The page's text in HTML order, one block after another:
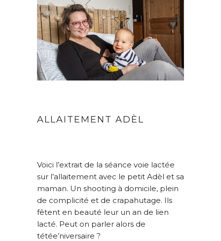
ALLAITEMENT ADÈL
Voici l’extrait de la séance voie lactée
sur l’allaitement avec le petit Adèl et sa
maman. Un shooting à domicile, plein
de complicité et de crapahutage. Ils
fêtent en beauté leur un an de lien
lacté. Peut on parler alors de
tétée’niversaire ?